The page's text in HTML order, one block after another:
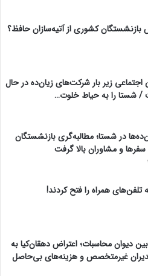
کشوری از آتیه‌سازان حافظ؟
اجتماعی زیر بار شرکت‌های زیان‌ده در حال
شستا را به حیاط خلوت…
در شستا؛ مطالبه‌گری بازنشستگان
و مشاوران بالا گرفت
تلفن‌های همراه را فتح کردند!
دیوان محاسبات؛ اعتراض دهقان‌کیا به
غیرمتخصص و هزینه‌های بی‌حاصل